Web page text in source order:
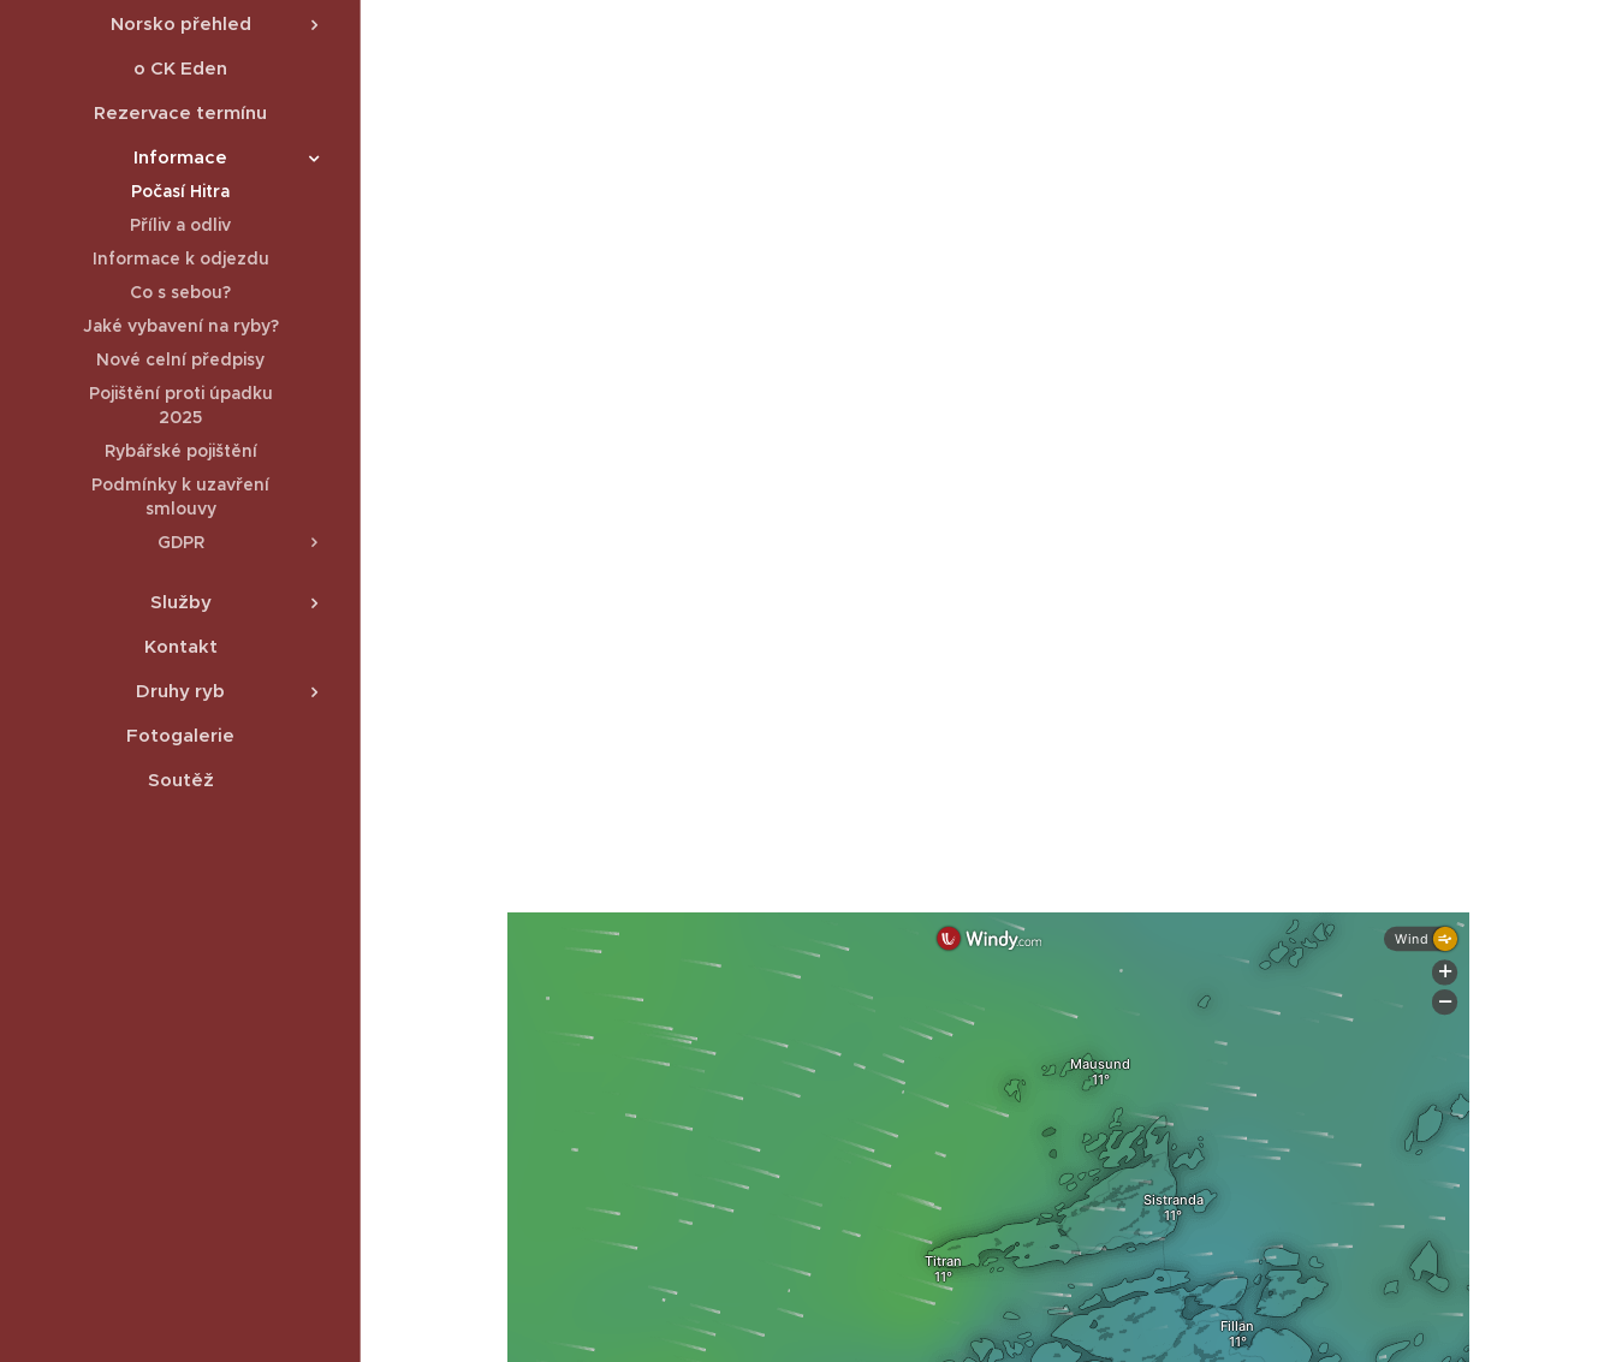
Norsko přehled
o CK Eden
Rezervace termínu
Informace
Počasí Hitra
Příliv a odliv
Informace k odjezdu
Co s sebou?
Jaké vybavení na ryby?
Nové celní předpisy
Pojištění proti úpadku
2025
Rybářské pojištění
Podmínky k uzavření
smlouvy
GDPR
Služby
Kontakt
Druhy ryb
Fotogalerie
Soutěž